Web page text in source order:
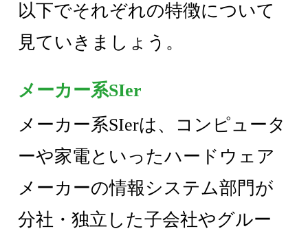
以下でそれぞれの特徴について
見ていきましょう。
メーカー系SIer
メーカー系SIerは、コンピュータ
ーや家電といったハードウェア
メーカーの情報システム部門が
分社・独立した子会社やグルー